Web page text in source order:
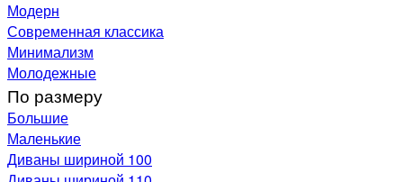
Модерн
Современная классика
Минимализм
Молодежные
По размеру
Большие
Маленькие
Диваны шириной 100